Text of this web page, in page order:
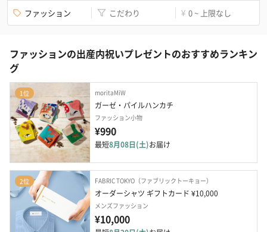
ファッション こだわり ¥ 0 ~ 上限なし
ファッションの出産内祝いプレゼントのおすすめランキン
グ
1位 moritaMiW
ガーゼ・パイルハンカチ
ファッション小物
¥990
最短8月08日(土)お届け
2位 FABRIC TOKYO（ファブリックトーキョー）
オーダーシャツ ギフトカード ¥10,000
メンズファッション
¥10,000